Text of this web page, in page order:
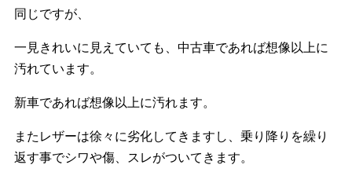
同じですが、
一見きれいに見えていても、中古車であれば想像以上に
汚れています。
新車であれば想像以上に汚れます。
またレザーは徐々に劣化してきますし、乗り降りを繰り
返す事でシワや傷、スレがついてきます。